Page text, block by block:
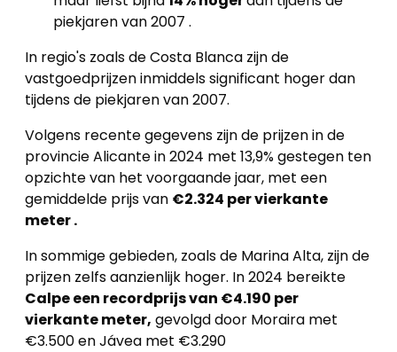
piekjaren van 2007 .
In regio's zoals de Costa Blanca zijn de
vastgoedprijzen inmiddels significant hoger dan
tijdens de piekjaren van 2007.
Volgens recente gegevens zijn de prijzen in de
provincie Alicante in 2024 met 13,9% gestegen ten
opzichte van het voorgaande jaar, met een
gemiddelde prijs van €2.324 per vierkante
meter .
In sommige gebieden, zoals de Marina Alta, zijn de
prijzen zelfs aanzienlijk hoger. In 2024 bereikte
Calpe een recordprijs van €4.190 per
vierkante meter, gevolgd door Moraira met
€3.500 en Jávea met €3.290